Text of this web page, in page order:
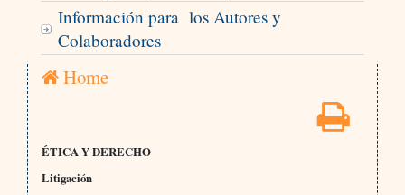
Información para los Autores y
Colaboradores
Home
ÉTICA Y DERECHO
Litigación